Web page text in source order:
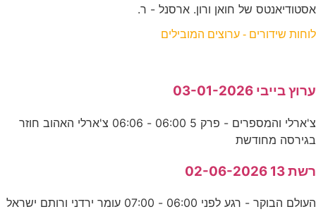
אסטודיאנטס של חואן ורון. ארסנל - ר.
לוחות שידורים - ערוצים המובילים
ערוץ בייבי 03-01-2026
צ'ארלי והמספרים - פרק 5 06:00 - 06:06 צ'ארלי האהוב חוזר
בגירסה מחודשת
רשת 13 02-06-2026
העולם הבוקר - רגע לפני 06:00 - 07:00 עומר ירדני ורותם ישראל